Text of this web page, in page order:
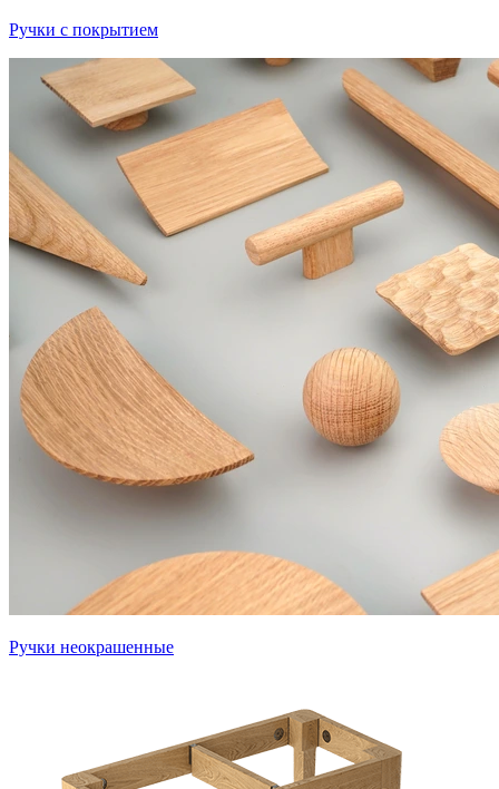
Ручки с покрытием
Ручки неокрашенные